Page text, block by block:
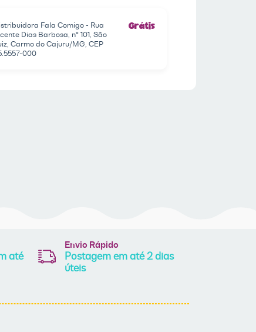
Fala Comigo - Rua
Dias Barbosa, nº 101, São
Carmo do Cajuru/MG, CEP
000
Grátis
até
Envio Rápido
Postagem em até 2 dias
úteis